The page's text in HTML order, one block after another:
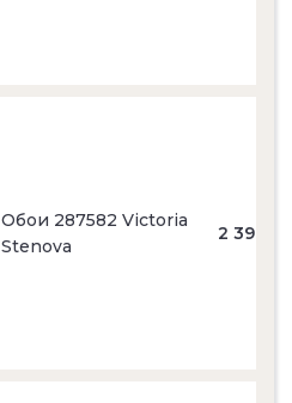
Обои 287582 Victoria
Stenova
2 390